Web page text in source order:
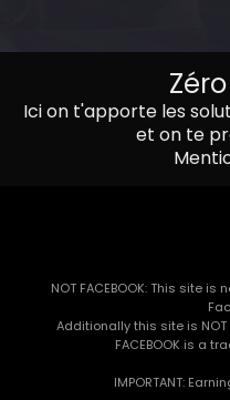
Ici on t'apporte les
et on te
NOT FACEBOOK: This site
Additionally this site is
FACEBOOK is a
IMPORTANT: